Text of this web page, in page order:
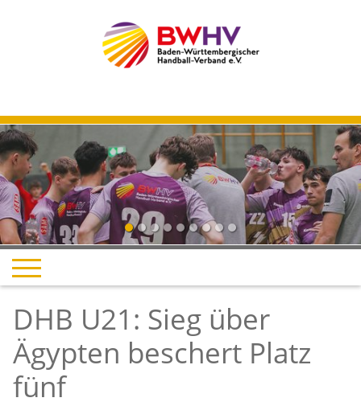
Previous Next
DHB U21: Sieg über
Ägypten beschert Platz
fünf